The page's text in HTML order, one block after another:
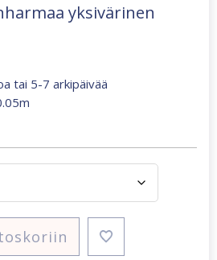
yksivärinen
tai 5-7 arkipäivää